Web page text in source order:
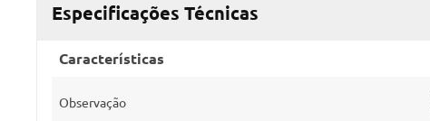
Especificações Técnicas
Características
Observação